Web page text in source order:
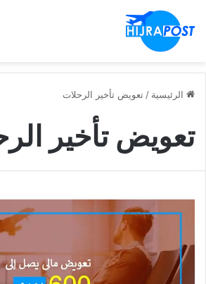
الرئيسية / تعويض تأخير الرحلات
تعويض تأخير